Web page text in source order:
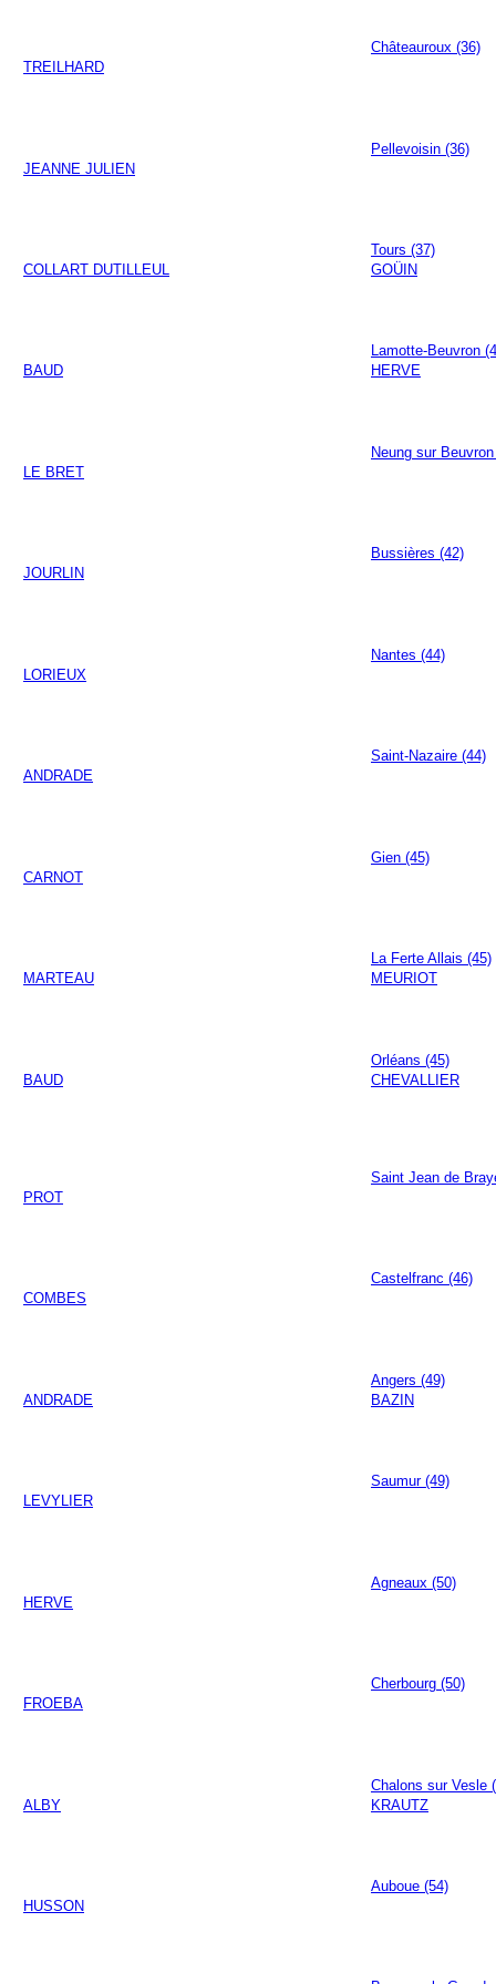
Châteauroux (36)
TREILHARD
Pellevoisin (36)
JEANNE JULIEN
Tours (37)
COLLART DUTILLEUL
GOÜIN
Lamotte-Beuvron
BAUD
HERVE
Neung sur
LE BRET
Bussières (42)
JOURLIN
Nantes (44)
LORIEUX
Saint-Nazaire (44)
ANDRADE
Gien (45)
CARNOT
La Ferte Allais (45)
MARTEAU
MEURIOT
Orléans (45)
BAUD
CHEVALLIER
Saint Jean de
PROT
Castelfranc (46)
COMBES
Angers (49)
ANDRADE
BAZIN
Saumur (49)
LEVYLIER
Agneaux (50)
HERVE
Cherbourg (50)
FROEBA
Chalons sur Vesle
ALBY
KRAUTZ
Auboue (54)
HUSSON